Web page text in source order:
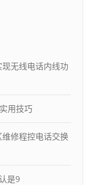
无线电话内线功
用技巧
修程控电话交换
是9